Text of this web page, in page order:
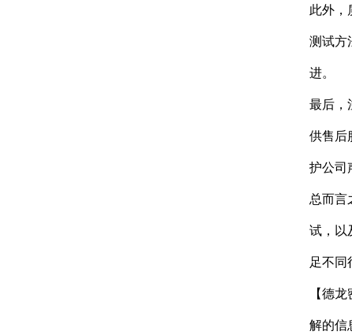
此外，
测试方
进。
最后，
供售后
护公司
总而言
试，以
足不同
【德
解的信